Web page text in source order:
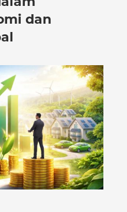
dan